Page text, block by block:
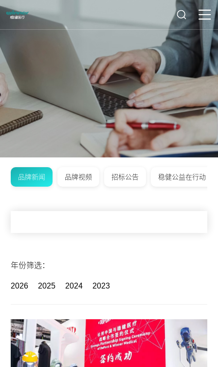
品牌新闻 品牌视频 招标公告 稳健公益在行动
年份筛选：
2026 2025 2024 2023